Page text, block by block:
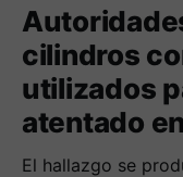
cilindros
utilizados
atentado
El hallazgo se